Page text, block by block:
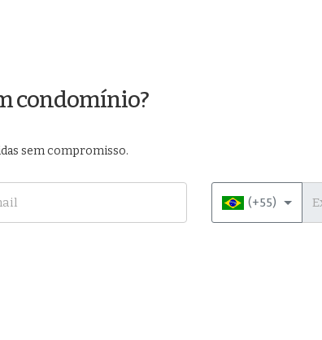
condomínio?
sem compromisso.
(+55)